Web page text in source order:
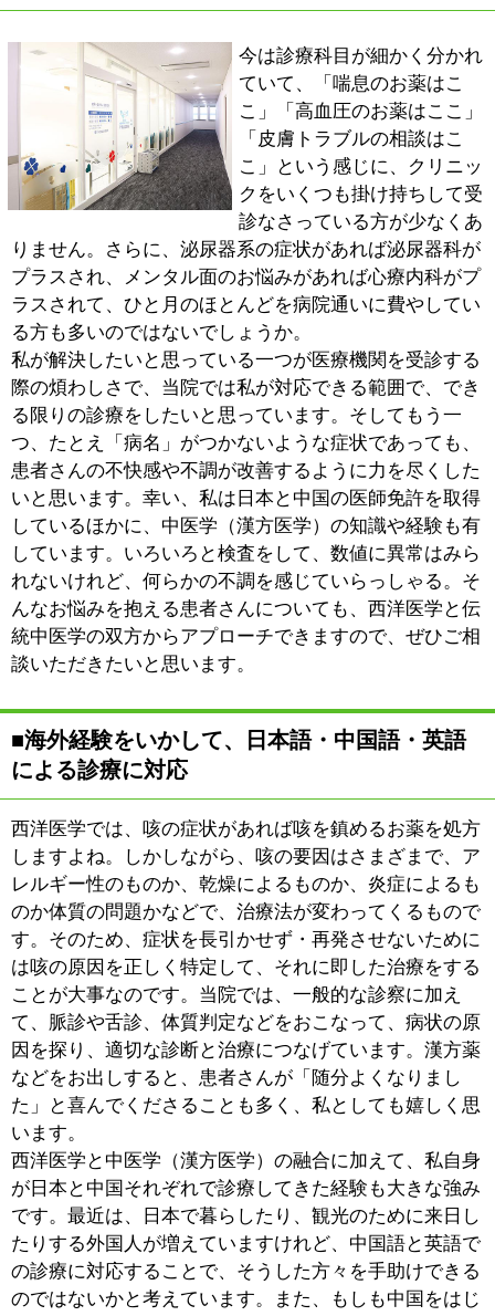
因を探り、適切な診断と治療につなげています。漢方薬
などをお出しすると、患者さんが「随分よくなりまし
た」と喜んでくださることも多く、私としても嬉しく思
西洋医学と中医学（漢方医学）の融合に加えて、私自身
が日本と中国それぞれで診療してきた経験も大きな強み
です。最近は、日本で暮らしたり、観光のために来日し
たりする外国人が増えていますけれど、中国語と英語で
の診療に対応することで、そうした方々を手助けできる
のではないかと考えています。また、もしも中国をはじ
め海外に赴任なさる方がいらっしゃいましたら、現地の
日本語対応クリニックや必要な予防接種、中国語や英語
の診断書など、できる限り対応したいと思いますので、
何かお困りのことがありましたらご相談ください。
■これから受診される患者さんへ
『平和記念医院』は、「清澄白河駅」B2番出口から歩い
て6分ほどの場所にあります。
私がこのクリニックを開業したことを知って、かつて診
療していた大阪から足を運んでくださった患者さんがい
らっしゃいました。私がご提供する医療を信頼し、励ま
しの言葉をかけてくださる患者さんの存在は何より有り
難いものですし、これからも皆さんのご期待に応えなが
ら診療面の充実を図っていきたいと考えています。患者
さんが訴える症状だけを診るのではなく、その方の全身
を診て、一人ひとりに適した治療をご提案したいと思い
ます。病院は、「病気を診てもらう所」とお考えの方も
多いでしょう。でも、症状が進んで病気になる前、「未
病」の段階でご相談いただければ「健康」な状態に戻る
のも早いです。どのようなお悩みにも、何らかの答えを
示すことができるかと思いますので、ぜひご相談いただ
※上記記事は2020年2月に取材したものです。
時間の経過による変化があることをご了承ください。
:
TEL : 03-3820-8880
休診日 : 木曜・日曜・祝日
最寄駅 : 清澄白河駅
所在地 : 江東区平野2-11-5 パシフィック第二門前仲
町 2F
WEB : https://heiwa-med.com
診療時間 :
9：00～12：30 14：30～18：30
※土曜午後は17時までの診療です。
駐車場 近隣にコインパーキングあり
このページの先頭へ
江戸川区時間 墨田区時間 葛飾区時間
表示： PC | モバイル